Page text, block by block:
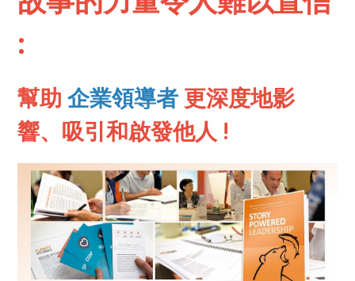
:
幫助企業領導者 更深度地影
響、吸引和啟發他人 !